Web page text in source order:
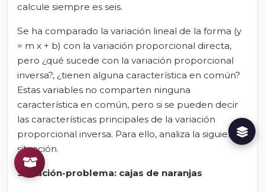
calcule siempre es seis.
Se ha comparado la variación lineal de la forma (y
= m x + b) con la variación proporcional directa,
pero ¿qué sucede con la variación proporcional
inversa?, ¿tienen alguna característica en común?
Estas variables no comparten ninguna
característica en común, pero si se pueden decir
las características principales de la variación
proporcional inversa. Para ello, analiza la siguiente
situación.
Situación-problema: cajas de naranjas